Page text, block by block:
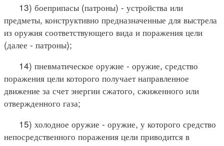
13) боеприпасы (патроны) - устройства или
предметы, конструктивно предназначенные для выстрела
из оружия соответствующего вида и поражения цели
(далее - патроны);
14) пневматическое оружие - оружие, средство
поражения цели которого получает направленное
движение за счет энергии сжатого, сжиженного или
отвержденного газа;
15) холодное оружие - оружие, у которого средство
непосредственного поражения цели приводится в